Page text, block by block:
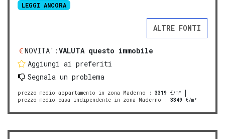
LEGGI ANCORA
ALTRE FONTI
NOVITA':VALUTA questo immobile
Aggiungi ai preferiti
Segnala un problema
prezzo medio appartamento in zona Maderno : 3319 €/m²
prezzo medio casa indipendente in zona Maderno : 3349 €/m²